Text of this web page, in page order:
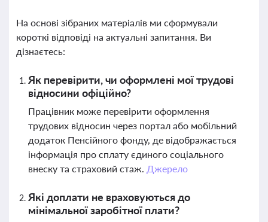
На основі зібраних матеріалів ми сформували
короткі відповіді на актуальні запитання. Ви
дізнаєтесь:
Як перевірити, чи оформлені мої трудові
відносини офіційно?
Працівник може перевірити оформлення
трудових відносин через портал або мобільний
додаток Пенсійного фонду, де відображається
інформація про сплату єдиного соціального
внеску та страховий стаж. Джерело
Які доплати не враховуються до
мінімальної заробітної плати?